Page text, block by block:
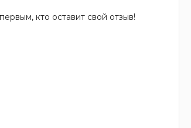
кто оставит свой отзыв!